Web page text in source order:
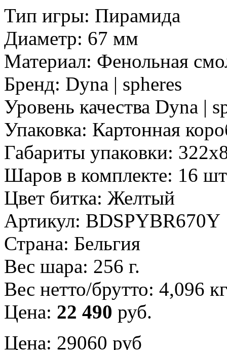
Тип игры: Пирамида
Диаметр: 67 мм
Материал: Фенольная
Бренд: Dyna | spheres
Уровень качества Dyna |
Упаковка: Картонная
Габариты упаковки:
Шаров в комплекте: 16 шт
Цвет битка: Желтый
Артикул: BDSPYBR670Y
Страна: Бельгия
Вес шара: 256 г.
Вес нетто/брутто: 4,096
Цена: 22 490 руб.
Цена: 29060 руб